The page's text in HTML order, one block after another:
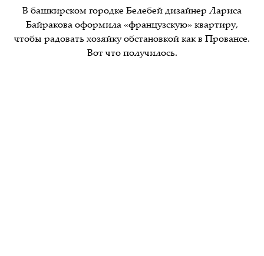
В башкирском городке Белебей дизайнер Лариса
Байракова оформила «французскую» квартиру,
чтобы радовать хозяйку обстановкой как в Провансе.
Вот что получилось.